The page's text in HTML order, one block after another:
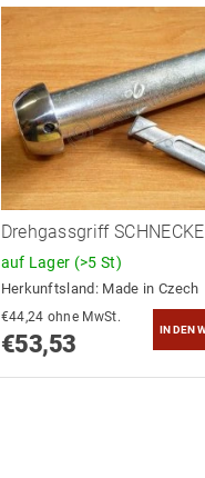
Drehgassgriff SCHNECKE
auf Lager (>5 St)
Herkunftsland: Made in Czech
€44,24 ohne MwSt.
€53,53